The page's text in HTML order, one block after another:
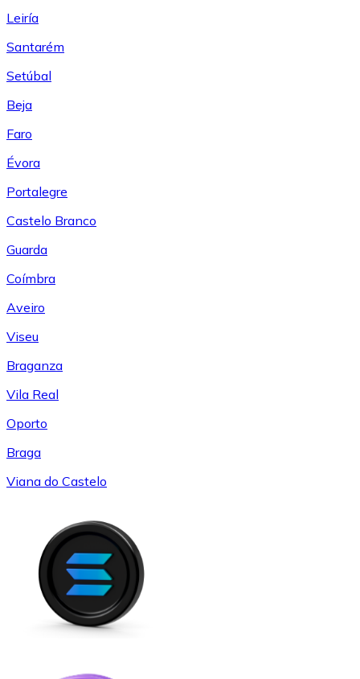
Leiría
Santarém
Setúbal
Beja
Faro
Évora
Portalegre
Castelo Branco
Guarda
Coímbra
Aveiro
Viseu
Braganza
Vila Real
Oporto
Braga
Viana do Castelo